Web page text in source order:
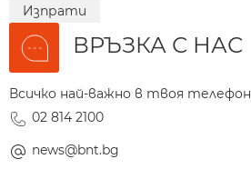
Изпрати
ВРЪЗКА С НАС
Всичко най-важно в твоя телефон
02 814 2100
news@bnt.bg